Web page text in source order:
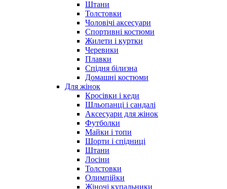
Штани
Толстовки
Чоловічі аксесуари
Спортивні костюми
Жилети і куртки
Черевики
Плавки
Спідня білизна
Домашні костюми
Для жінок
Кросівки і кеди
Шльопанці і сандалі
Аксесуари для жінок
Футболки
Майки і топи
Шорти і спідниці
Штани
Лосіни
Толстовки
Олимпійки
Жіночі купальники